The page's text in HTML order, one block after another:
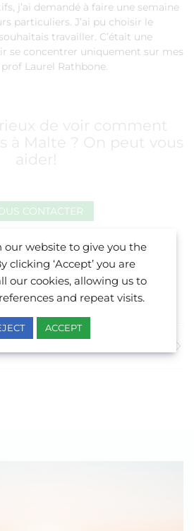
j’ai demandé à faire une semaine
particuliers. J’ai pu choisir le
travailler. C’était une
se concentrer uniquement sur mes
Laurel Rathbone.
de voir comment
à Malte ? On peut vous
aider!
CONTACTER
our website to give you the
clicking ‘Accept’ you are
our cookies, allowing us to
and repeat visits.
ACCEPT